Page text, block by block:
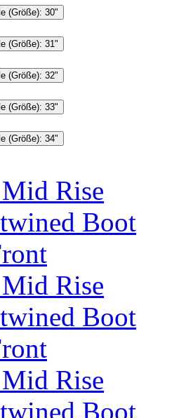
(Größe): 30"
(Größe): 31"
(Größe): 32"
(Größe): 33"
(Größe): 34"